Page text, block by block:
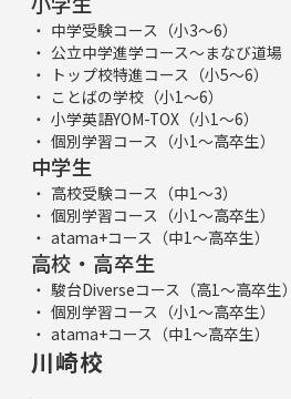
中学受験コース（小3～6）
公立中学進学コース～まなび道場
トップ校特進コース（小5～6）
ことばの学校（小1～6）
小学英語YOM-TOX（小1～6）
個別学習コース（小1～高卒生）
中学生
高校受験コース（中1～3）
個別学習コース（小1～高卒生）
atama+コース（中1～高卒生）
高校・高卒生
駿台Diverseコース（高1～高卒生）
個別学習コース（小1～高卒生）
atama+コース（中1～高卒生）
川崎校